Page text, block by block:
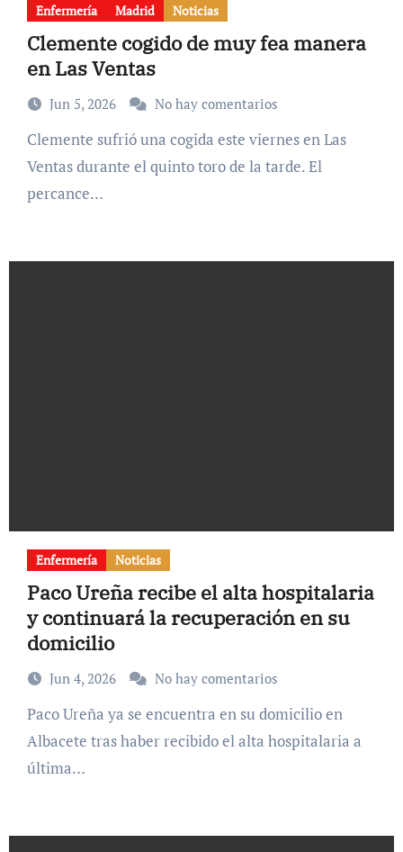
Enfermería Madrid Noticias
Clemente cogido de muy fea manera
en Las Ventas
Jun 5, 2026 No hay comentarios
Clemente sufrió una cogida este viernes en Las
Ventas durante el quinto toro de la tarde. El
percance…
Enfermería Noticias
Paco Ureña recibe el alta hospitalaria
y continuará la recuperación en su
domicilio
Jun 4, 2026 No hay comentarios
Paco Ureña ya se encuentra en su domicilio en
Albacete tras haber recibido el alta hospitalaria a
última…